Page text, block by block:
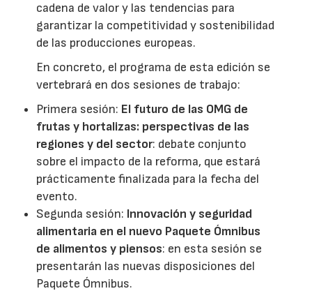
cadena de valor y las tendencias para
garantizar la competitividad y sostenibilidad
de las producciones europeas.
En concreto, el programa de esta edición se
vertebrará en dos sesiones de trabajo:
Primera sesión: El futuro de las OMG de
frutas y hortalizas: perspectivas de las
regiones y del sector: debate conjunto
sobre el impacto de la reforma, que estará
prácticamente finalizada para la fecha del
evento.
Segunda sesión: Innovación y seguridad
alimentaria en el nuevo Paquete Ómnibus
de alimentos y piensos: en esta sesión se
presentarán las nuevas disposiciones del
Paquete Ómnibus.